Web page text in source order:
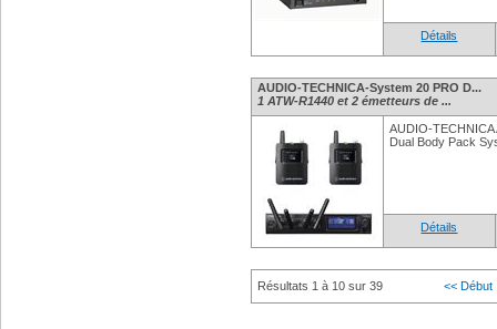
Détails
AUDIO-TECHNICA-System 20 PRO D...
1 ATW-R1440 et 2 émetteurs de ...
AUDIO-
Dual Body Pack
Détails
Résultats 1 à 10 sur 39 << Début